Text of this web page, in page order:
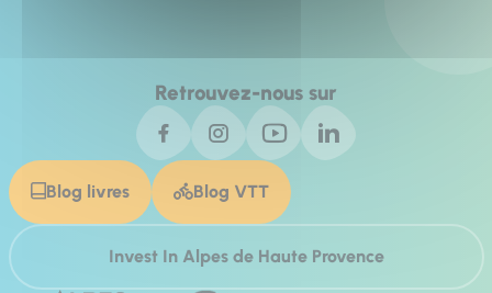
Retrouvez-nous sur
Blog livres Blog VTT
Invest In Alpes de Haute Provence